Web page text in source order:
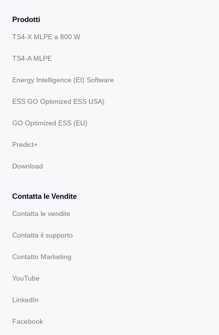
Prodotti
TS4-X MLPE a 800 W
TS4-A MLPE
Energy Intelligence (EI) Software
ESS GO Optimized ESS USA)
GO Optimized ESS (EU)
Predict+
Download
Contatta le Vendite
Contatta le vendite
Contatta il supporto
Contatto Marketing
YouTube
LinkedIn
Facebook